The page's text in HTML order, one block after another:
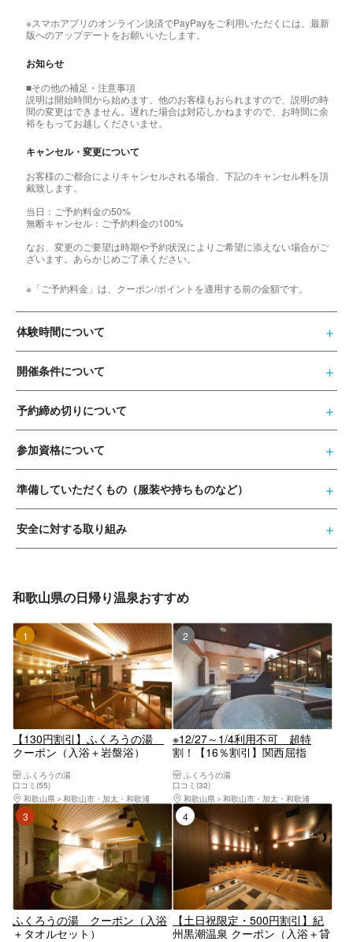
※スマホアプリのオンライン決済でPayPayをご利用いただくには、最新
版へのアップデートをお願いいたします。
お知らせ
■その他の補足・注意事項
説明は開始時間から始めます。他のお客様もおられますので、説明の時
間の変更はできません。遅れた場合は対応しかねますので、お時間に余
裕をもってお越しくださいませ。
キャンセル・変更について
お客様のご都合によりキャンセルされる場合、下記のキャンセル料を頂
戴致します。
当日：ご予約料金の50%
無断キャンセル：ご予約料金の100%
なお、変更のご要望は時期や予約状況によりご希望に添えない場合がご
ざいます。あらかじめご了承ください。
※「ご予約料金」は、クーポン/ポイントを適用する前の金額です。
体験時間について
開催条件について
予約締め切りについて
参加資格について
準備していただくもの（服装や持ちものなど）
安全に対する取り組み
和歌山県の日帰り温泉おすすめ
1位
【130円割引】ふくろうの湯
クーポン（入浴＋岩盤浴）
ふくろうの湯
口コミ(55)
和歌山県
和歌山市・加太・和歌浦
2位
※12/27～1/4利用不可 超特
割！【16％割引】関西屈指
くろうの湯 入浴券
ふくろうの湯
口コミ(32)
和歌山県
和歌山市・加太・和歌浦
3位
ふくろうの湯 クーポン（入浴
＋タオルセット）
4位
【土日祝限定・500円割引】紀
州黒潮温泉 クーポン（入浴＋貸